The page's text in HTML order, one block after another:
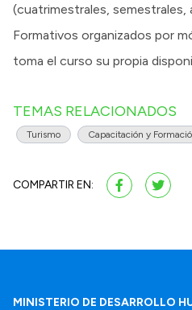
(cuatrimestrales, semestrales,
Formativos organizados por
toma el curso su propia
TEMAS RELACIONADOS
Turismo Capacitación y
COMPARTIR EN:
MINISTERIO DE DESARROLLO